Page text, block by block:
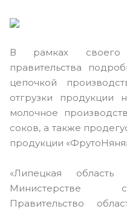
В рамках своего
правительства
цепочкой
отгрузки продукции
молочное
соков, а также
продукции
«Липецкая
Министерстве
Правительство